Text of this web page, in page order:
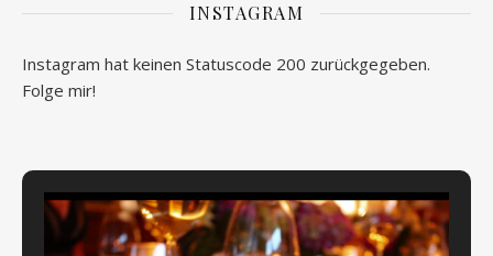
INSTAGRAM
Instagram hat keinen Statuscode 200 zurückgegeben.
Folge mir!